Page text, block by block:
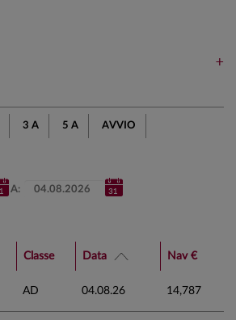
3 A 5 A AVVIO
A:
Classe Data Nav €
AD 04.08.26 14,787